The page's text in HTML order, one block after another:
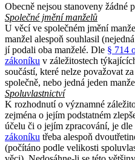
Obecně nejsou stanoveny žádné
Společné jmění manželů
U věcí ve společném jmění
manžel alespoň souhlasil
jí podali oba manželé. Dle § 714
zákoníku v záležitostech
součástí, které nelze považovat
společně, nebo jedná jeden
Spoluvlastnictví
K rozhodnutí o významné
zejména o jejím podstatném
účelu či o jejím zpracování, je dle
zákoníku třeba alespoň
(počítáno podle velikosti